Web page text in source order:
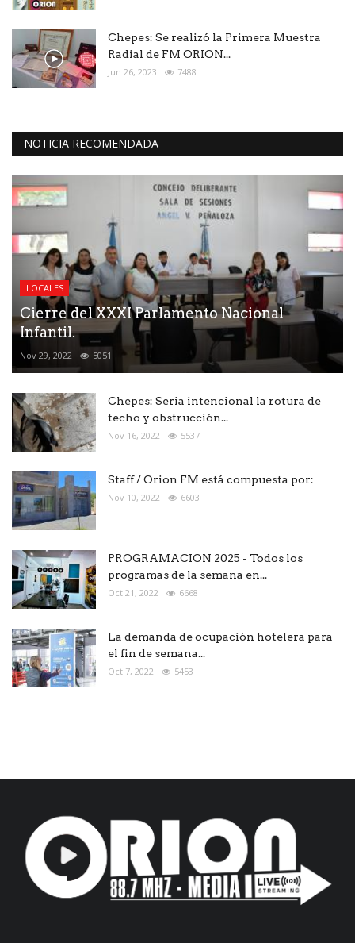
Chepes: Se realizó la Primera Muestra
Radial de FM ORION...
Jun 26, 2023 7488
NOTICIA RECOMENDADA
LOCALES
Cierre del XXXI Parlamento Nacional
Infantil.
Nov 29, 2022 5051
Chepes: Seria intencional la rotura de
techo y obstrucción...
Nov 16, 2022 5537
Staff / Orion FM está compuesta por:
Nov 10, 2022 6603
PROGRAMACION 2025 - Todos los
programas de la semana en...
Oct 21, 2022 6668
La demanda de ocupación hotelera para
el fin de semana...
Oct 7, 2022 5453